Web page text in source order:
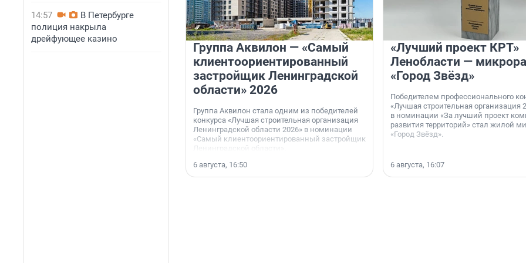
14:57
В Петербурге
полиция накрыла
дрейфующее казино
Группа Аквилон — «Самый
клиентоориентированный
застройщик Ленинградской
области» 2026
Группа Аквилон стала одним из победителей
конкурса «Лучшая строительная организация
Ленинградской области 2026» в номинации
«Самый клиентоориентированный застройщик
Ленинградской области».
6 августа, 16:50
«Лучший проект КРТ»
Ленобласти —
«Город Звёзд»
Победителем профессионального
«Лучшая строительная организация
в номинации «За лучший проект
развития территорий» стал жилой
«Город Звёзд».
6 августа, 16:07